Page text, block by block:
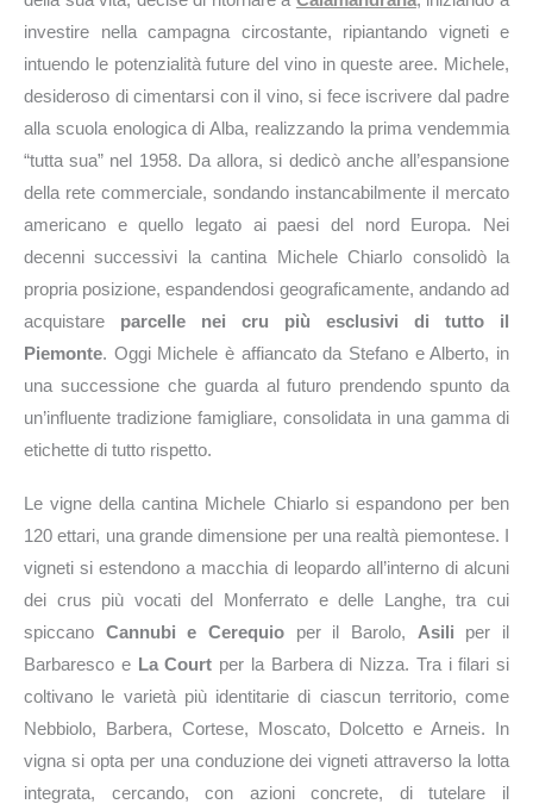
investire nella campagna circostante, ripiantando vigneti e
intuendo le potenzialità future del vino in queste aree. Michele,
desideroso di cimentarsi con il vino, si fece iscrivere dal padre
alla scuola enologica di Alba, realizzando la prima vendemmia
“tutta sua” nel 1958. Da allora, si dedicò anche all’espansione
della rete commerciale, sondando instancabilmente il mercato
americano e quello legato ai paesi del nord Europa. Nei
decenni successivi la cantina Michele Chiarlo consolidò la
propria posizione, espandendosi geograficamente, andando ad
acquistare parcelle nei cru più esclusivi di tutto il
Piemonte. Oggi Michele è affiancato da Stefano e Alberto, in
una successione che guarda al futuro prendendo spunto da
un’influente tradizione famigliare, consolidata in una gamma di
etichette di tutto rispetto.
Le vigne della cantina Michele Chiarlo si espandono per ben
120 ettari, una grande dimensione per una realtà piemontese. I
vigneti si estendono a macchia di leopardo all’interno di alcuni
dei crus più vocati del Monferrato e delle Langhe, tra cui
spiccano Cannubi e Cerequio per il Barolo, Asili per il
Barbaresco e La Court per la Barbera di Nizza. Tra i filari si
coltivano le varietà più identitarie di ciascun territorio, come
Nebbiolo, Barbera, Cortese, Moscato, Dolcetto e Arneis. In
vigna si opta per una conduzione dei vigneti attraverso la lotta
integrata, cercando, con azioni concrete, di tutelare il